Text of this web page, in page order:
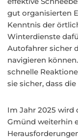
gut organisierten
Kenntnis der
Winterdienste
Autofahrer sicher
navigieren
schnelle
sie sicher, dass
Im Jahr 2025 wird
Gmünd weiterhin